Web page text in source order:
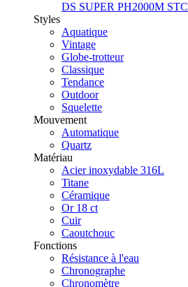
DS SUPER PH2000M STC
Styles
Aquatique
Vintage
Globe-trotteur
Classique
Tendance
Outdoor
Squelette
Mouvement
Automatique
Quartz
Matériau
Acier inoxydable 316L
Titane
Céramique
Or 18 ct
Cuir
Caoutchouc
Fonctions
Résistance à l'eau
Chronographe
Chronomètre